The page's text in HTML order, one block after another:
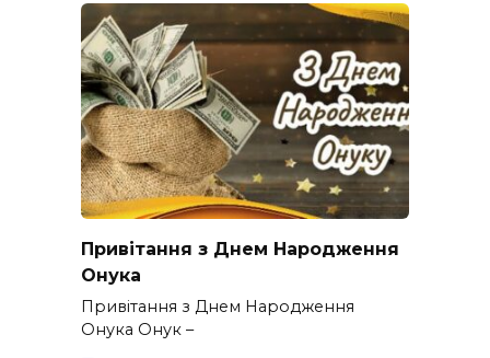
Привітання з Днем Народження
Онука
Привітання з Днем Народження
Онука Онук –